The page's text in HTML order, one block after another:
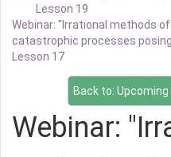
Lesson 19
Webinar: "Irrational methods
catastrophic processes
Lesson 17
Back to:
Webinar: